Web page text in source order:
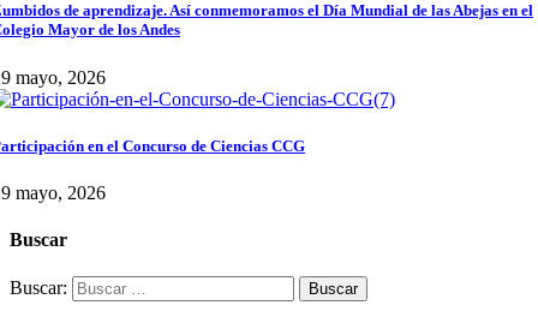
de aprendizaje. Así conmemoramos el Día Mundial de las Abejas en el
Mayor de los Andes
mayo, 2026
en el Concurso de Ciencias CCG
mayo, 2026
Buscar
Buscar: